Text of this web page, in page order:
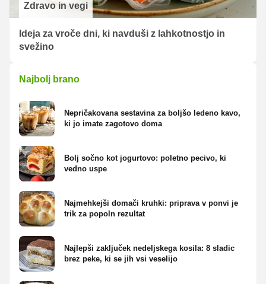
Zdravo in vegi
Ideja za vroče dni, ki navduši z lahkotnostjo in
svežino
Najbolj brano
Nepričakovana sestavina za boljšo ledeno kavo,
ki jo imate zagotovo doma
Bolj sočno kot jogurtovo: poletno pecivo, ki
vedno uspe
Najmehkejši domači kruhki: priprava v ponvi je
trik za popoln rezultat
Najlepši zaključek nedeljskega kosila: 8 sladic
brez peke, ki se jih vsi veselijo